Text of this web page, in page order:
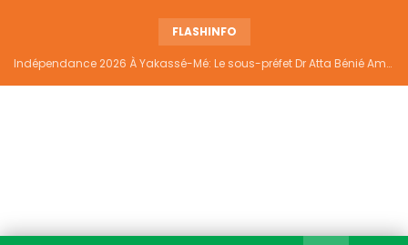
FLASHINFO
Indépendance 2026 À Yakassé-Mé: Le sous-préfet Dr Atta Bénié Amédé appelle à l’unité, à la sécurité et au développement